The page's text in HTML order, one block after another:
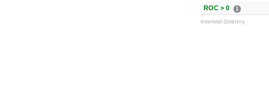
ROC > 0
interwał dzienny